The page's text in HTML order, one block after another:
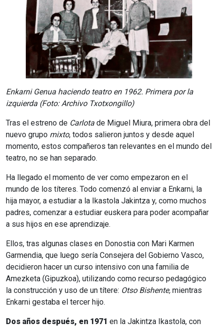
Enkarni Genua haciendo teatro en 1962. Primera por la
izquierda (Foto: Archivo Txotxongillo)
Tras el estreno de Carlota de Miguel Miura, primera obra del
nuevo grupo mixto, todos salieron juntos y desde aquel
momento, estos compañeros tan relevantes en el mundo del
teatro, no se han separado.
Ha llegado el momento de ver como empezaron en el
mundo de los títeres. Todo comenzó al enviar a Enkarni, la
hija mayor, a estudiar a la Ikastola Jakintza y, como muchos
padres, comenzar a estudiar euskera para poder acompañar
a sus hijos en ese aprendizaje.
Ellos, tras algunas clases en Donostia con Mari Karmen
Garmendia, que luego sería Consejera del Gobierno Vasco,
decidieron hacer un curso intensivo con una familia de
Amezketa (Gipuzkoa), utilizando como recurso pedagógico
la construcción y uso de un títere: Otso Bishente, mientras
Enkarni gestaba el tercer hijo.
Dos años después, en 1971 en la Jakintza Ikastola, con